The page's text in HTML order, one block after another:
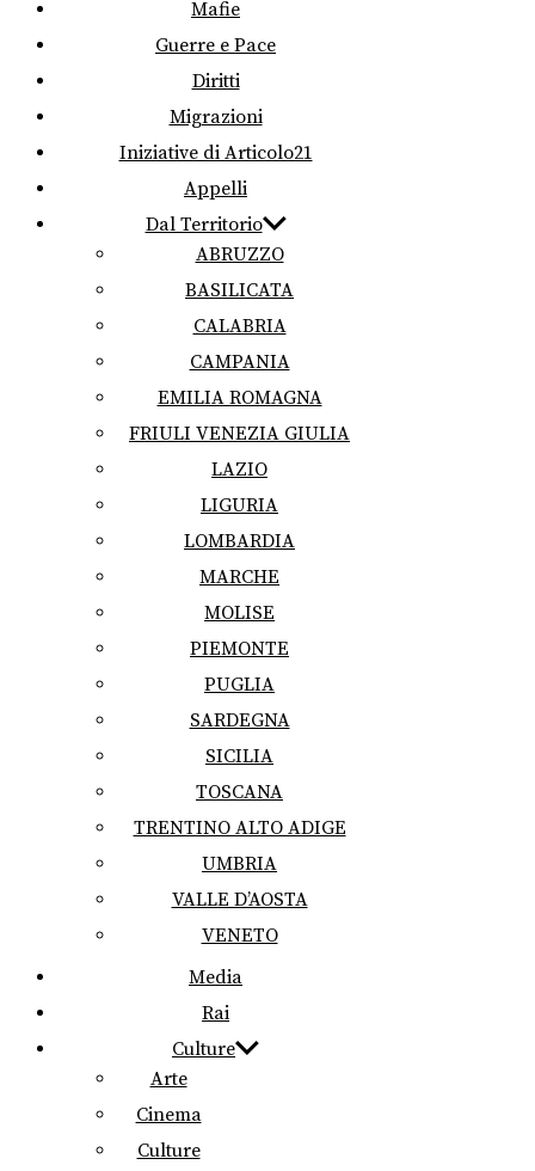
Mafie
Guerre e Pace
Diritti
Migrazioni
Iniziative di Articolo21
Appelli
Dal Territorio
ABRUZZO
BASILICATA
CALABRIA
CAMPANIA
EMILIA ROMAGNA
FRIULI VENEZIA GIULIA
LAZIO
LIGURIA
LOMBARDIA
MARCHE
MOLISE
PIEMONTE
PUGLIA
SARDEGNA
SICILIA
TOSCANA
TRENTINO ALTO ADIGE
UMBRIA
VALLE D’AOSTA
VENETO
Media
Rai
Culture
Arte
Cinema
Culture